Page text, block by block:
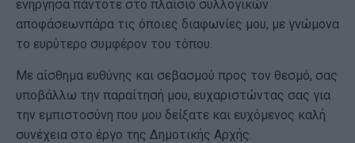
ενήργησα πάντοτε στο πλαίσιο συλλογικών
αποφάσεωνπάρα τις όποιες διαφωνίες μου, με γνώμονα
το ευρύτερο συμφέρον του τόπου.
Με αίσθημα ευθύνης και σεβασμού προς τον θεσμό, σας
υποβάλλω την παραίτησή μου, ευχαριστώντας σας για
την εμπιστοσύνη που μου δείξατε και ευχόμενος καλή
συνέχεια στο έργο της Δημοτικής Αρχής.